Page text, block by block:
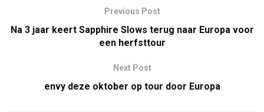
Previous Post
Na 3 jaar keert Sapphire Slows terug naar Europa voor
een herfsttour
Next Post
envy deze oktober op tour door Europa